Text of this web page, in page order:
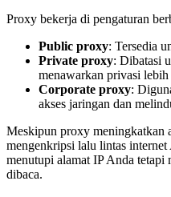
Proxy bekerja di pengaturan
Public proxy: Tersedia
Private proxy: Dibatasi
menawarkan privasi lebih
Corporate proxy:
akses jaringan dan
Meskipun proxy meningkatkan
mengenkripsi lalu lintas
menutupi alamat IP Anda tetapi
dibaca.